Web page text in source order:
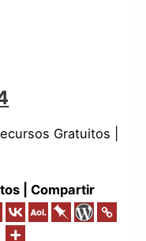
Gratuitos |
| Compartir